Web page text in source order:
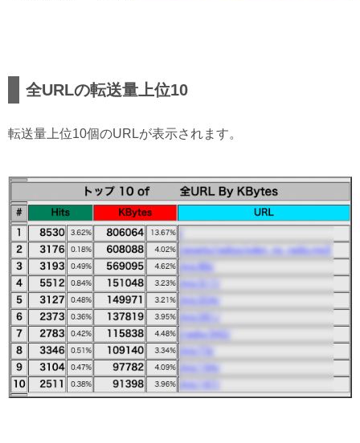
全URLの転送量上位10
転送量上位10個のURLが表示されます。